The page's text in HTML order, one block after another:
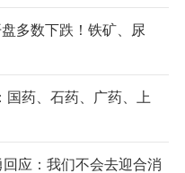
多数下跌！铁矿、尿
国药、石药、广药、上
应：我们不会去迎合消